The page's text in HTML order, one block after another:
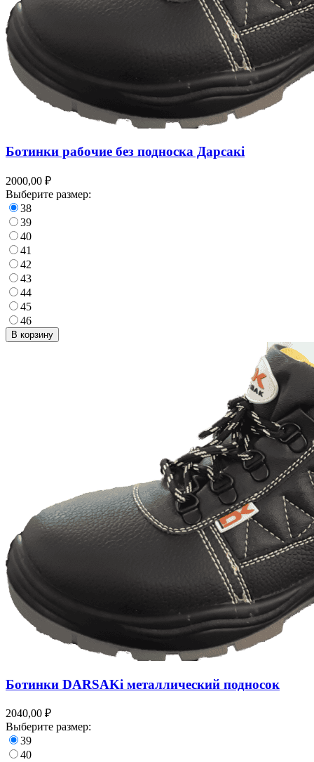
Ботинки рабочие без подноска Дарсакi
2000,00 ₽
Выберите размер:
38
39
40
41
42
43
44
45
46
В корзину
Ботинки DARSAKi металлический подносок
2040,00 ₽
Выберите размер:
39
40